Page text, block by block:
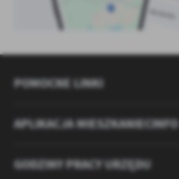
POMOCNE LINKI
APLIKACJA MIESZKANIECINFO
GODZINY PRACY URZĘDU